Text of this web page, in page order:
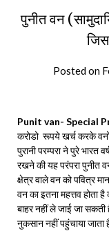
पुनीत वन
Posted on
Punit van- Special
करोडो रूपये खर्च करके वनों
पुरानी परम्परा ने पुरे भारत
रखने की यह परंपरा पुनीत
क्षेत्र वाले वन को पवित्र
वन का इतना महत्तव होता
बाहर नहीं ले जाई जा
नुकसान नहीं पहुंचाया